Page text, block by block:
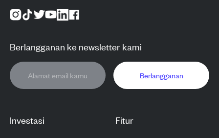
Investasi Fitur
Berlangganan ke newsletter kami
Berlangganan